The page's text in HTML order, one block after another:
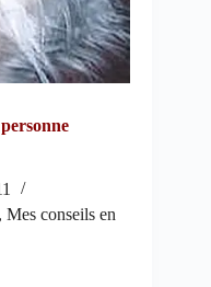
, Mes conseils en